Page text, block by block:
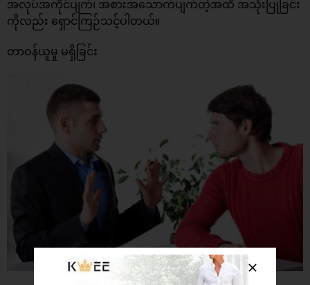
အလုပ်အကိုင်ပျက်၊ အစားအသောက်ပျက်တဲ့အထိ အသုံးပြုခြင်း
ကိုလည်း ရှောင်ကြဉ်သင့်ပါတယ်။
တာဝန်ယူမှု မရှိခြင်း